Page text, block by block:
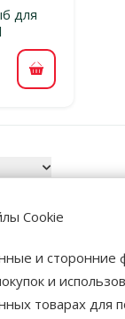
Cookie
и сторонние
и
товарах для
для
В корзину
1